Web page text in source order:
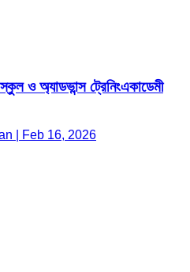
ও অ্যাডভান্স ট্রেনিংএকাডেমী
| Feb 16, 2026